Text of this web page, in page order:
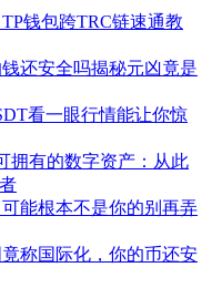
钱包跨TRC链速通教
还安全吗揭秘元凶竟是
看一眼行情能让你惊
拥有的数字资产：从此
能根本不是你的别再弄
称国际化，你的币还安